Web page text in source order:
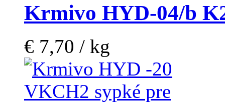
Krmivo HYD-04/b
€ 7,70 / kg